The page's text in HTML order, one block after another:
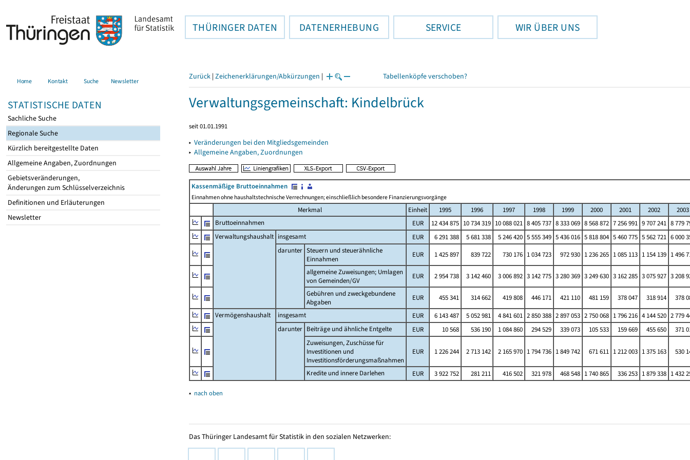
THÜRINGER DATEN DATENERHEBUNG SERVICE WIR ÜBER UNS
Home Kontakt Suche Newsletter
STATISTISCHE DATEN
Sachliche Suche
Regionale Suche
Kürzlich bereitgestellte Daten
Allgemeine Angaben, Zuordnungen
Gebietsveränderungen,
Änderungen zum Schlüsselverzeichnis
Definitionen und Erläuterungen
Newsletter
Zurück | Zeichenerklärungen/Abkürzungen | Tabellenköpfe verschoben?
Verwaltungsgemeinschaft: Kindelbrück
seit 01.01.1991
▸ Veränderungen bei den Mitgliedsgemeinden
▸ Allgemeine Angaben, Zuordnungen
Kassenmäßige Bruttoeinnahmen
Einnahmen ohne haushaltstechnische Verrechnungen; einschließlich besondere Finanzierungsvorgänge
Merkmal Einheit 1995 1996 1997 1998 1999 2000 2001 2002
2003
Bruttoeinnahmen
EUR 12 434 875 10 734 319 10 088 021 8 405 737 8 333 069 8 568 872 7 256 991 9 707 241 8 779
Verwaltungshaushalt insgesamt EUR 6 291 388 5 681 338 5 246 420 5 555 349 5 436 016 5 818 804 5 460 775 5 562 721 6 000
darunter Steuern und steuerähnliche
Einnahmen
EUR 1 425 897 839 722 730 176 1 034 723 972 930 1 236 265 1 085 113 1 154 139 1 496
allgemeine Zuweisungen; Umlagen
von Gemeinden/GV
EUR 2 954 738 3 142 460 3 006 892 3 142 775 3 280 369 3 249 630 3 162 285 3 075 927 3 208
Gebühren und zweckgebundene
Abgaben
EUR 455 341 314 662 419 808 446 171 421 110 481 159 378 047 318 914
378
Vermögenshaushalt
insgesamt EUR 6 143 487 5 052 981 4 841 601 2 850 388 2 897 053 2 750 068 1 796 216 4 144 520 2 779
darunter Beiträge und ähnliche Entgelte EUR 10 568 536 190 1 084 860 294 529 339 073 105 533 159 669 455 650
371
Zuweisungen, Zuschüsse für
Investitionen und
Investitionsförderungsmaßnahmen
EUR 1 226 244 2 713 142 2 165 970 1 794 736 1 849 742 671 611 1 212 003 1 375 163 530
Kredite und innere Darlehen EUR 3 922 752 281 211 416 502 321 978 468 548 1 740 865 336 253 1 879 338 1 432
▴ nach oben
Das Thüringer Landesamt für Statistik in den sozialen Netzwerken: